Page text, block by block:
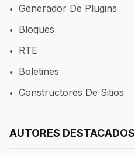
Generador De Plugins
Bloques
RTE
Boletines
Constructores De Sitios
AUTORES DESTACADOS